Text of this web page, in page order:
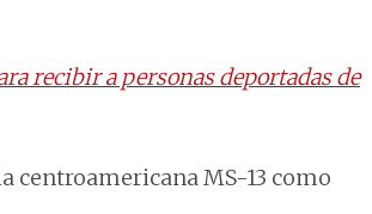
recibir a personas deportadas de
centroamericana MS-13 como